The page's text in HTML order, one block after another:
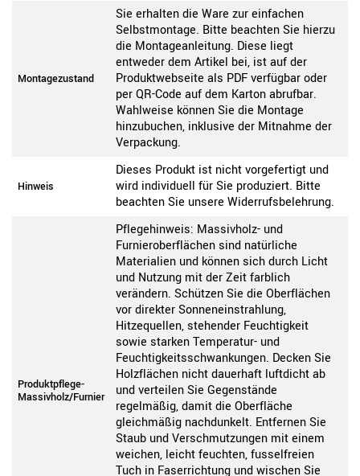
Montagezustand
Sie erhalten die Ware zur einfachen
Selbstmontage. Bitte beachten Sie hierzu
die Montageanleitung. Diese liegt
entweder dem Artikel bei, ist auf der
Produktwebseite als PDF verfügbar oder
per QR-Code auf dem Karton abrufbar.
Wahlweise können Sie die Montage
hinzubuchen, inklusive der Mitnahme der
Verpackung.
Hinweis
Dieses Produkt ist nicht vorgefertigt und
wird individuell für Sie produziert. Bitte
beachten Sie unsere Widerrufsbelehrung.
Produktpflege-
Massivholz/Furnier
Pflegehinweis: Massivholz- und
Furnieroberflächen sind natürliche
Materialien und können sich durch Licht
und Nutzung mit der Zeit farblich
verändern. Schützen Sie die Oberflächen
vor direkter Sonneneinstrahlung,
Hitzequellen, stehender Feuchtigkeit
sowie starken Temperatur- und
Feuchtigkeitsschwankungen. Decken Sie
Holzflächen nicht dauerhaft luftdicht ab
und verteilen Sie Gegenstände
regelmäßig, damit die Oberfläche
gleichmäßig nachdunkelt. Entfernen Sie
Staub und Verschmutzungen mit einem
weichen, leicht feuchten, fusselfreien
Tuch in Faserrichtung und wischen Sie